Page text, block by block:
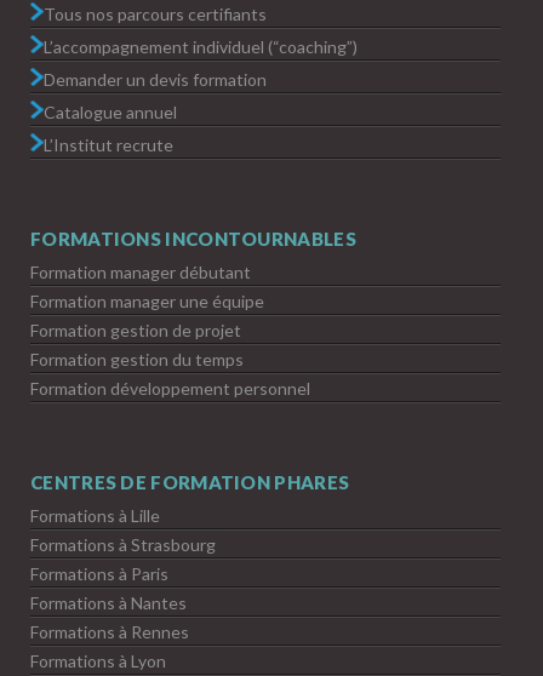
Tous nos parcours certifiants
L’accompagnement individuel (“coaching”)
Demander un devis formation
Catalogue annuel
L’Institut recrute
FORMATIONS INCONTOURNABLES
Formation manager débutant
Formation manager une équipe
Formation gestion de projet
Formation gestion du temps
Formation développement personnel
CENTRES DE FORMATION PHARES
Formations à Lille
Formations à Strasbourg
Formations à Paris
Formations à Nantes
Formations à Rennes
Formations à Lyon